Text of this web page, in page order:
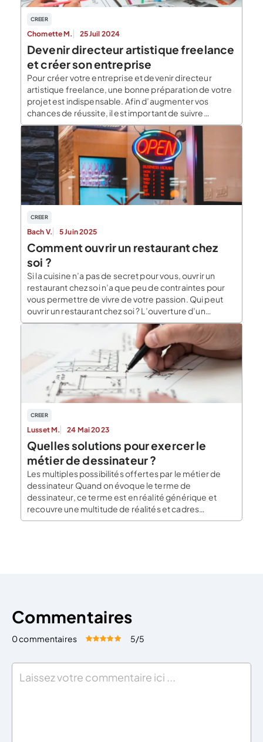
CREER
Chomette M. 25 Juil 2024
Devenir directeur artistique freelance
et créer son entreprise
Pour créer votre entreprise et devenir directeur
artistique freelance, une bonne préparation de votre
projet est indispensable. Afin d’augmenter vos
chances de réussite, il est important de suivre
certaines étapes. Cet article vous guide dans votre
démarche pour devenir directeur artistique freelance
et vous conseille sur la création de votre entreprise.
Quel est le rôle […]
CREER
Bach V. 5 Juin 2025
Comment ouvrir un restaurant chez
soi ?
Si la cuisine n’a pas de secret pour vous, ouvrir un
restaurant chez soi n’a que peu de contraintes pour
vous permettre de vivre de votre passion. Qui peut
ouvrir un restaurant chez soi ? L’ouverture d’un
restaurant chez soi ne nécessite pas l’obtention d’un
diplôme particulier, aucune formation n’est
obligatoire. Cependant, il est essentiel […]
CREER
Lusset M. 24 Mai 2023
Quelles solutions pour exercer le
métier de dessinateur ?
Les multiples possibilités offertes par le métier de
dessinateur Quand on évoque le terme de
dessinateur, ce terme est en réalité générique et
recouvre une multitude de réalités et cadres
différents dans lesquels ce métier peut être exercé.
Commentaires
0 commentaires Évaluez cet article:
5/5